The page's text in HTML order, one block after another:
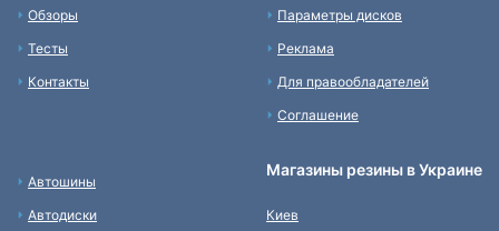
Обзоры
Тесты
Контакты
Параметры дисков
Реклама
Для правообладателей
Соглашение
Автошины
Автодиски
Магазины резины в Украине
Киев